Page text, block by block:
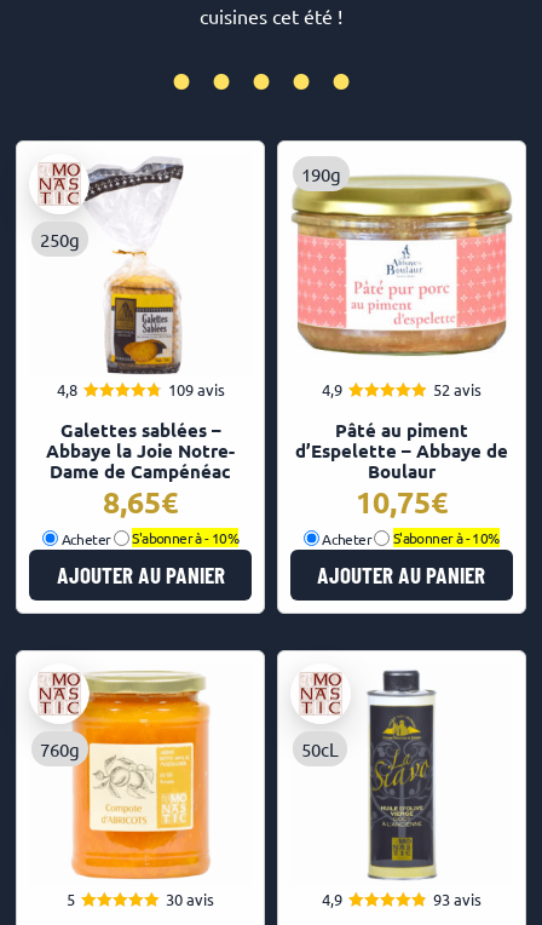
cuisines cet été !
•••••
250g
4,8
sur 5
109 avis
Galettes sablées –
Abbaye la Joie Notre-
Dame de Campénéac
8,65€
Acheter S'abonner à -10%
AJOUTER AU PANIER
190g
4,9
sur 5
52 avis
Pâté au piment
d’Espelette – Abbaye de
Boulaur
10,75€
Acheter S'abonner à -10%
AJOUTER AU PANIER
760g
5 30 avis
50cL
4,9 93 avis